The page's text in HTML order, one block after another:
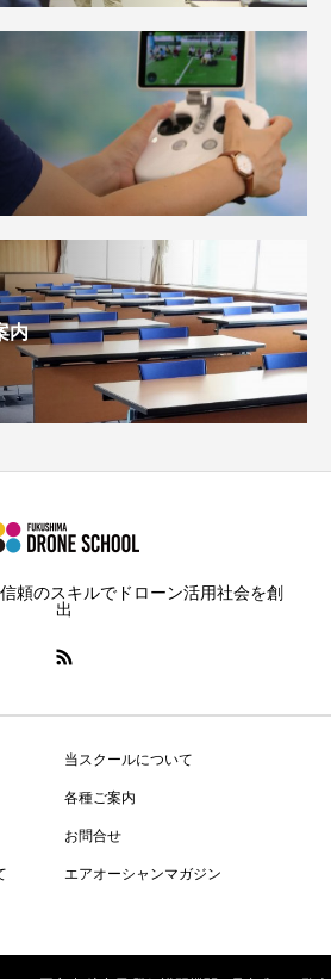
内
頼のスキルでドローン活用社会を創
出
当スクールについて
各種ご案内
お問合せ
エアオーシャンマガジン